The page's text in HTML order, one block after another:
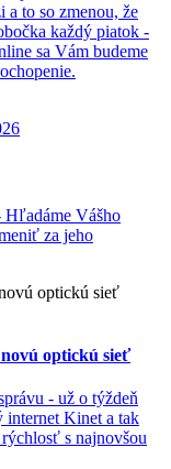
to so zmenou, že
každý piatok -
sa Vám budeme
Hľadáme Vášho
za jeho
optickú sieť
- už o týždeň
Kinet a tak
s najnovšou